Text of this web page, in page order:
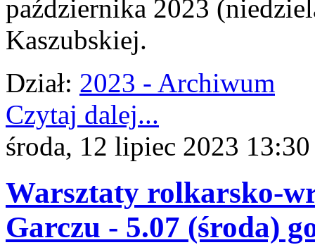
października 2023
Kaszubskiej.
Dział: 2023 - Archiwum
Czytaj dalej...
środa, 12 lipiec 2023 13:30
Warsztaty rolkarsko-
Garczu - 5.07 (środa)